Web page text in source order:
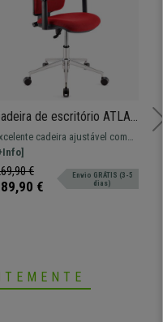
de escritório ATLAS
Encosto e Braços
Base Metálica,
Pano Vermelha
cadeira ajustável com
metálica. Modelo que
conforto extra, disponível
várias cores.
€
€
Envio GRÁTIS (3-5
dias)